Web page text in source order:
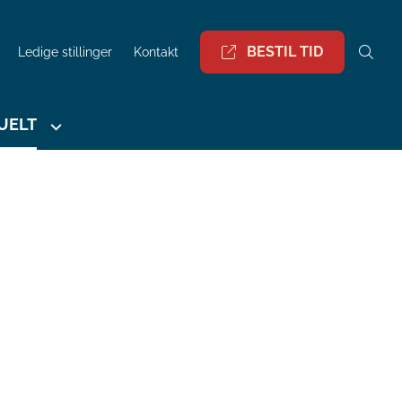
Ledige stillinger Kontakt BESTIL TID